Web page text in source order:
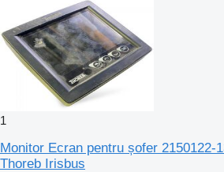
1
Monitor Ecran pentru șofer 2150122-
Thoreb Irisbus